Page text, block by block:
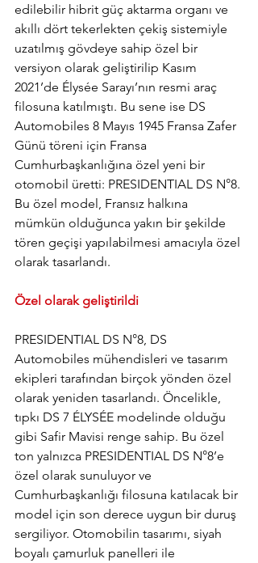
edilebilir hibrit güç aktarma organı ve
akıllı dört tekerlekten çekiş sistemiyle
uzatılmış gövdeye sahip özel bir
versiyon olarak geliştirilip Kasım
2021’de Élysée Sarayı’nın resmi araç
filosuna katılmıştı. Bu sene ise DS
Automobiles 8 Mayıs 1945 Fransa Zafer
Günü töreni için Fransa
Cumhurbaşkanlığına özel yeni bir
otomobil üretti: PRESIDENTIAL DS N°8.
Bu özel model, Fransız halkına
mümkün olduğunca yakın bir şekilde
tören geçişi yapılabilmesi amacıyla özel
olarak tasarlandı.
Özel olarak geliştirildi
PRESIDENTIAL DS N°8, DS
Automobiles mühendisleri ve tasarım
ekipleri tarafından birçok yönden özel
olarak yeniden tasarlandı. Öncelikle,
tıpkı DS 7 ÉLYSÉE modelinde olduğu
gibi Safir Mavisi renge sahip. Bu özel
ton yalnızca PRESIDENTIAL DS N°8’e
özel olarak sunuluyor ve
Cumhurbaşkanlığı filosuna katılacak bir
model için son derece uygun bir duruş
sergiliyor. Otomobilin tasarımı, siyah
boyalı çamurluk panelleri ile